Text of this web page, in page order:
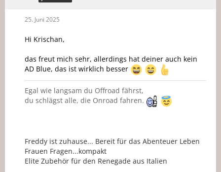
25. Juni 2025
Hi Krischan,
das freut mich sehr, allerdings hat deiner auch kein
AD Blue, das ist wirklich besser
Egal wie langsam du Offroad fährst,
du schlägst alle, die Onroad fahren.
Freddy ist zuhause... Bereit für das Abenteuer Leben
Frauen Fragen...kompakt
Elite Zubehör für den Renegade aus Italien